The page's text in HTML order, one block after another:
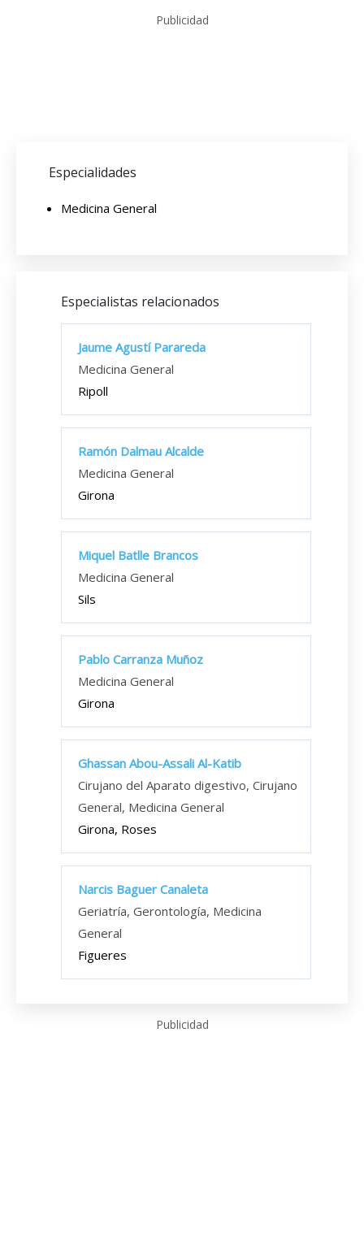
Publicidad
Especialidades
Medicina General
Especialistas relacionados
Jaume Agustí Parareda
Medicina General
Ripoll
Ramón Dalmau Alcalde
Medicina General
Girona
Miquel Batlle Brancos
Medicina General
Sils
Pablo Carranza Muñoz
Medicina General
Girona
Ghassan Abou-Assali Al-Katib
Cirujano del Aparato digestivo, Cirujano
General, Medicina General
Girona, Roses
Narcis Baguer Canaleta
Geriatría, Gerontología, Medicina
General
Figueres
Publicidad